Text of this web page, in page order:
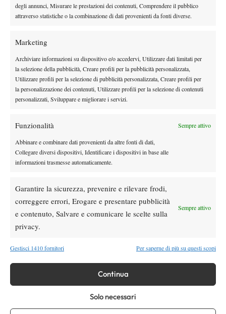
degli annunci, Misurare le prestazioni dei contenuti, Comprendere il pubblico
attraverso statistiche o la combinazione di dati provenienti da fonti diverse.
Marketing
Archiviare informazioni su dispositivo e/o accedervi, Utilizzare dati limitati per
la selezione della pubblicità, Creare profili per la pubblicità personalizzata,
Utilizzare profili per la selezione di pubblicità personalizzata, Creare profili per
la personalizzazione dei contenuti, Utilizzare profili per la selezione di contenuti
personalizzati, Sviluppare e migliorare i servizi.
Funzionalità Sempre attivo
Abbinare e combinare dati provenienti da altre fonti di dati,
Collegare diversi dispositivi, Identificare i dispositivi in base alle
informazioni trasmesse automaticamente.
Garantire la sicurezza, prevenire e rilevare frodi,
correggere errori, Erogare e presentare pubblicità
e contenuto, Salvare e comunicare le scelte sulla
privacy.
Sempre attivo
Gestisci 1410 fornitori Per saperne di più su questi scopi
Continua
Solo necessari
Nessun commento
DI TENDENZA
Effetto Montreal: forfait e sorprese
spazzano via la Top 10, Shelton prova a
resistere
Norrie scrive la sua favola a Montreal,
Wta
Paolini salta il WTA 1000 di Cincinnati, non
difenderà la finale del 2025